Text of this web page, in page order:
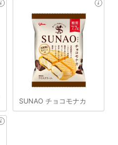
SUNAO チョコモナカ